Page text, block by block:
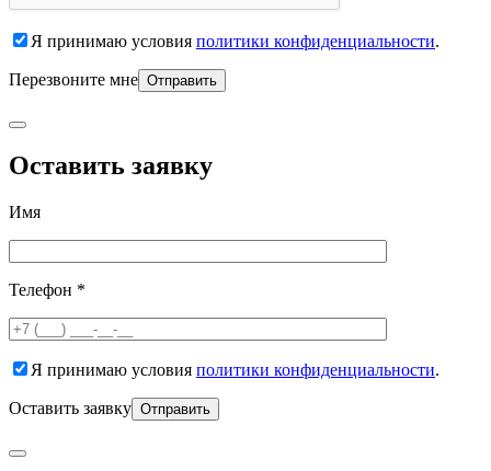
Я принимаю условия политики конфиденциальности.
Перезвоните мне
Оставить заявку
Имя
Телефон *
Я принимаю условия политики конфиденциальности.
Оставить заявку